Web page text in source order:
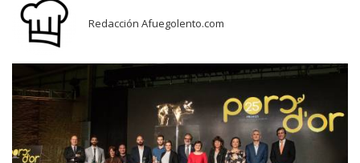
Redacción Afuegolento.com